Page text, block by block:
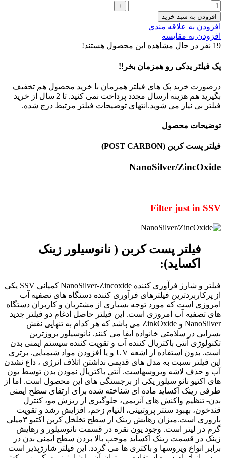
افزودن به سبد خرید
افزودن به علاقه مندی
افزودن به مقایسه
19 نفر در حال مشاهده این محصول هستند!
پک فیلتر یدکی رو همزمان بخر!!
درصورت خرید پک های فیلتر همزمان با خرید محصول هم تخفیف
بگیرید هم هزینه ارسال مجدد پرداخت نمی کنید. تا 2 سال از خرید
فیلتر بی نیاز می شوید.انتهای توضیحات فیلتر مرتبط دزج شده.
توضیحات محصول
فیلتر پست کربن (POST CARBON)
NanoSilver/ZincOxide
Filter just in SSV
فیلتر پست کربن ( نانوسیلور زینک
اکساید):
فیلتر و شارژ فرآوری کننده NanoSilver-Zincoxide کمپانی SSV یکی
از پرکاربردترین فیلترهای فرآوری کننده دستگاه های تصفیه آب
امروزی است که مورد توجه بسیاری از مشتریان و کاربران دستگاه
های تصفیه آب امروزی است. این فیلتر حاصل ادغام دو فیلتر جدید
NanoSilver و Z
inkOxide می باشد که هر کدام به تنهایی نقش
بسزایی در سلامتی خانواده ایفا می کنند. نانوسیلور بروزترین
تکنولوژی آنتی باکتریال کننده آب و تقویت کننده سیستم ایمنی بدن
است. بدون استفاده از اشعه UV و یا افزودن مواد شیمیایی. برتری
این فیلتر نسبت به مدل های قدیمی نداشتن اتلاف انرژی ، داغ نشدن
آب و حذف لاشه ویروسهاست. آنتی باکتریال نمودن بدن توسط یون
های اکتیو نانو سیلور یکی از برجستگی های این محصول است. اما از
طرفی زینک اکساید ماده ای شناخته شده برای ارتقای سطح ایمنی
بدن- تنظیم واکنش های آنزیمی، جلوگیری از ریزش مو، کنترل
قندخون، بهبود سنتر پروتیینی، التیام زخم، افزایش رشد و تقویت
باروری است.میزان رهایش زینک از سطح تخلخل کربن اکتیو ۳میلی
گرم در لیتر است. وجود یون نقره در قسمت نانوسیلور و رهایش
زینک در قسمت زینک اکساید موجب بالا بردن سطح ایمنی بدن در
برابر انواع ویروسها و باکتری ها می گردد. این فیلتر شارژپذیر است